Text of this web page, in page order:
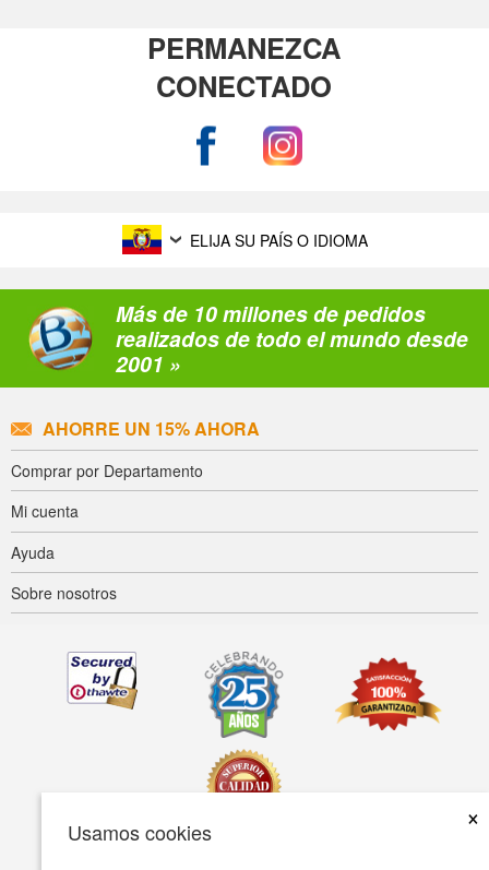
Usamos cookies
×
PERMANEZCA
CONECTADO
ELIJA SU PAÍS O IDIOMA
Más de 10 millones de pedidos
realizados de todo el mundo desde
2001 »
AHORRE UN 15% AHORA
Comprar por Departamento
Mi cuenta
Ayuda
Sobre nosotros